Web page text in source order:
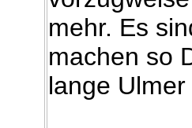
mehr. Es
machen so
lange